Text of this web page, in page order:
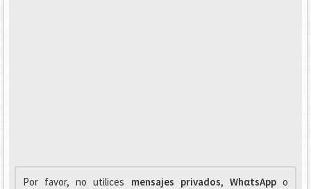
Por favor, no utilices mensajes privados, WhαtsAppo